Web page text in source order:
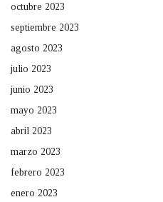
octubre 2023
septiembre 2023
agosto 2023
julio 2023
junio 2023
mayo 2023
abril 2023
marzo 2023
febrero 2023
enero 2023